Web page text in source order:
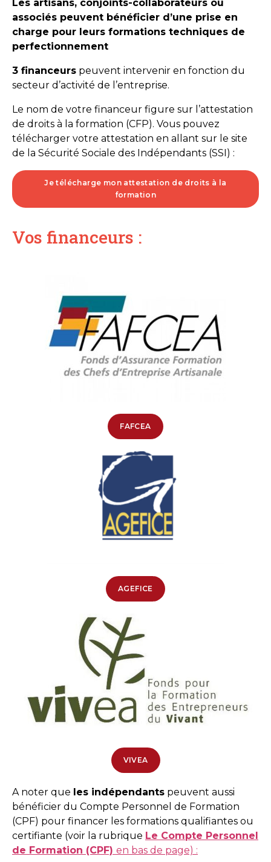
Les artisans, conjoints-collaborateurs ou
associés peuvent bénéficier d’une prise en
charge pour leurs formations techniques de
perfectionnement
3 financeurs peuvent intervenir en fonction du
secteur d’activité de l’entreprise.
Le nom de votre financeur figure sur l’attestation
de droits à la formation (CFP). Vous pouvez
télécharger votre attestation en allant sur le site
de la Sécurité Sociale des Indépendants (SSI) :
Je télécharge mon attestation de droits à la
formation
Vos financeurs :
FAFCEA
AGEFICE
VIVEA
A noter que les indépendants peuvent aussi
bénéficier du Compte Personnel de Formation
(CPF) pour financer les formations qualifiantes ou
certifiante (voir la rubrique Le Compte Personnel
de Formation (CPF) en bas de page) :